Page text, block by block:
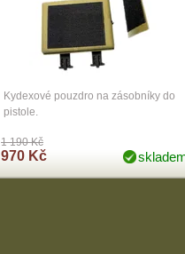
Kydexové pouzdro na zásobníky do
pistole.
1 190 Kč
970 Kč